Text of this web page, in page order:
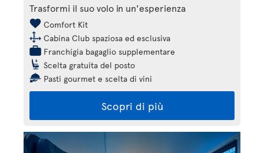
Trasformi il suo volo in un'esperienza
Comfort Kit
Cabina Club spaziosa ed esclusiva
Franchigia bagaglio supplementare
Scelta gratuita del posto
Pasti gourmet e scelta di vini
Scopri di più